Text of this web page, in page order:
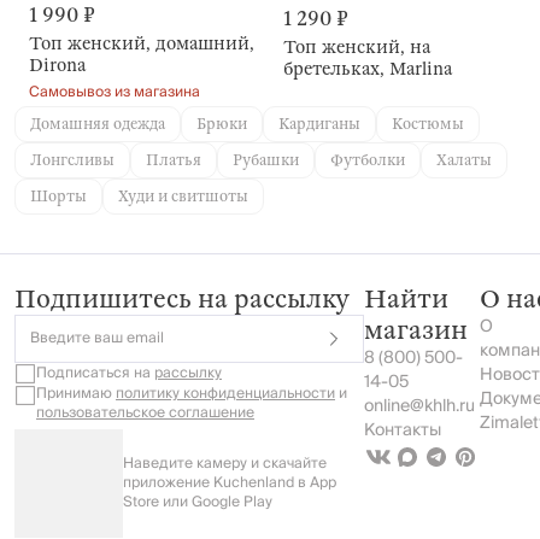
1 990 ₽
Топ женский, домашний,
Dirona
Самовывоз из магазина
1 290 ₽
Топ женский, на
бретельках, Marlina
Домашняя одежда Брюки Кардиганы
Костюмы
Лонгсливы
Платья Рубашки Футболки
Халаты
Шорты
Худи и свитшоты
Подпишитесь на рассылку
Введите ваш email
Подписаться на рассылку
Принимаюполитику конфиденциальностии
пользовательское соглашение
Наведите камеру и скачайте
приложение Kuchenland в App
Store или Google Play
Найти
магазин
8 (800) 500-
14-05
online@khlh.ru
Контакты
О
О